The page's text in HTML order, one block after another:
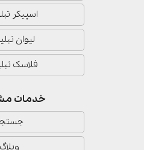
اسپیکر
لیوان
فلاسک
خدمات
وبلاگ